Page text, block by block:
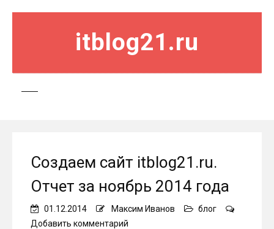
itblog21.ru
Создаем сайт itblog21.ru.
Отчет за ноябрь 2014 года
01.12.2014 Максим Иванов
блог
Добавить комментарий